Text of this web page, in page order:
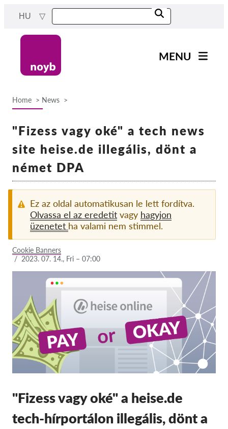
content
HU
MENU
Projektek
Exercise your rights!
Támogass bennnünket!
Tax deductability
Tagi Belépés
Csapat
Munkalehetőségek
Home News
"Fizess vagy oké" a tech news
site heise.de illegális, dönt a
német DPA
Ez az oldal automatikusan le lett fordítva.
Olvassa el az eredetit vagy hagyjon
üzenetet ha valami nem stimmel.
Cookie Banners
/ 2023. 07. 14., Fri – 07:00
"Fizess vagy oké" a heise.de
tech-hírportálon illegális, dönt a